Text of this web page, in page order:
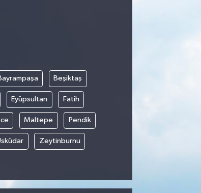
Beşiktaş
Eyüpsultan Fatih
Maltepe Pendik
Zeytinburnu